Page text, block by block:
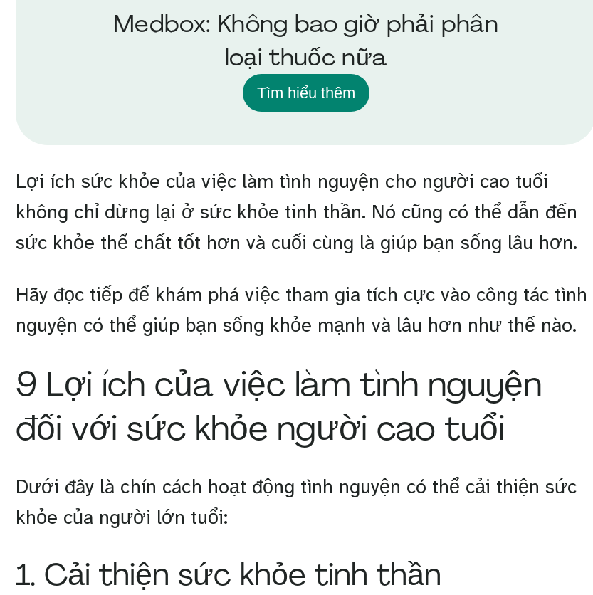
Medbox: Không bao giờ phải phân
loại thuốc nữa
Tìm hiểu thêm
Lợi ích sức khỏe của việc làm tình nguyện cho người cao tuổi
không chỉ dừng lại ở sức khỏe tinh thần. Nó cũng có thể dẫn đến
sức khỏe thể chất tốt hơn và cuối cùng là giúp bạn sống lâu hơn.
Hãy đọc tiếp để khám phá việc tham gia tích cực vào công tác tình
nguyện có thể giúp bạn sống khỏe mạnh và lâu hơn như thế nào.
9 Lợi ích của việc làm tình nguyện
đối với sức khỏe người cao tuổi
Dưới đây là chín cách hoạt động tình nguyện có thể cải thiện sức
khỏe của người lớn tuổi:
1. Cải thiện sức khỏe tinh thần